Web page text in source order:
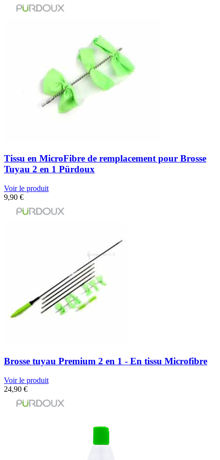
Tissu en MicroFibre de remplacement pour Brosse
Tuyau 2 en 1 Pürdoux
Voir le produit
9,90 €
Brosse tuyau Premium 2 en 1 - En tissu Microfibre
Voir le produit
24,90 €